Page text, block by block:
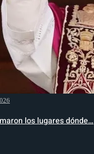
los lugares dónde…